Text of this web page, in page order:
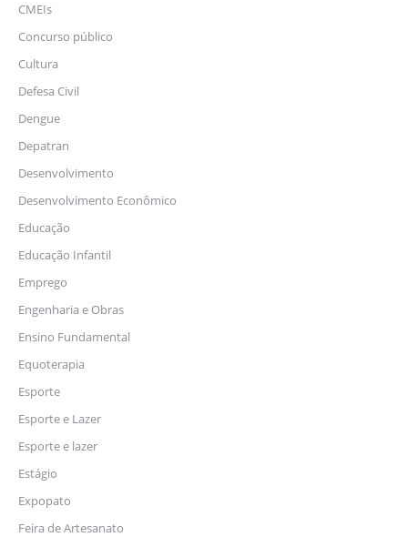
CMEIs
Concurso público
Cultura
Defesa Civil
Dengue
Depatran
Desenvolvimento
Desenvolvimento Econômico
Educação
Educação Infantil
Emprego
Engenharia e Obras
Ensino Fundamental
Equoterapia
Esporte
Esporte e Lazer
Esporte e lazer
Estágio
Expopato
Feira de Artesanato